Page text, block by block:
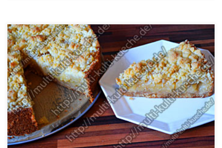
Zutaten für den Apfelkuchen mit Streuseln – Streuselkuchen Für
den Teig1 Ei200g Mehl1 Päck. Vanillearoma1/2 Päck.
Backpulver50g Zucker100g Butter Für die Streusel150g Mehl100g
Zucker100g Butter Für die Apfelfüllung1,5 kg Äpfel80g Zucker30g
Butteretwas Zimt Zubereitung Alle Zutaten für den Teig in eine
Schüssel geben und gut miteinander vermischen. 2/3 von dem […]